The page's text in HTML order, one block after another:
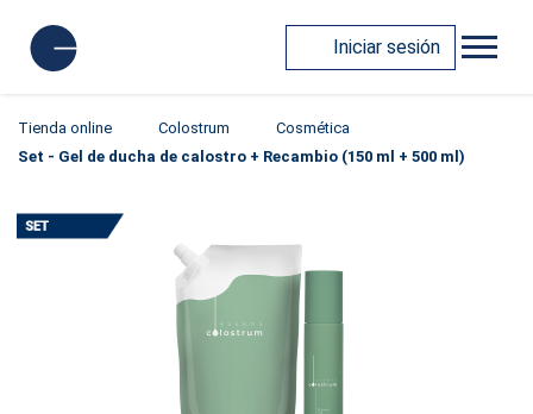
Iniciar sesión
Tienda online Colostrum
Cosmética
Set - Gel de ducha de calostro + Recambio (150 ml + 500 ml)